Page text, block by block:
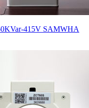
415V SAMWHA